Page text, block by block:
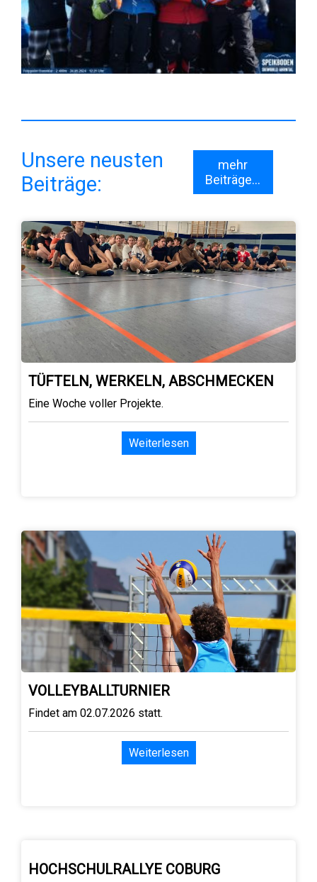
Unsere neusten
Beiträge:
mehr
Beiträge...
TÜFTELN, WERKELN, ABSCHMECKEN
Eine Woche voller Projekte.
Weiterlesen
VOLLEYBALLTURNIER
Findet am 02.07.2026 statt.
Weiterlesen
HOCHSCHULRALLYE COBURG